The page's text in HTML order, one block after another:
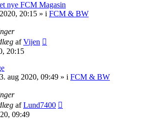
nye FCM Magasin
20:15 » i FCM & BW
afVijen
20:15
aug 2020, 09:49 » i FCM & BW
afLund7400
09:49